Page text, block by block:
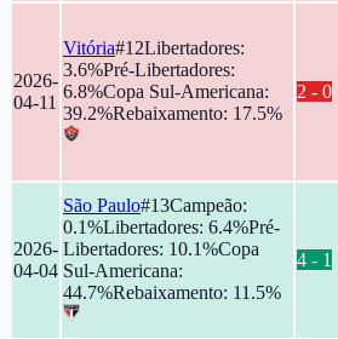
2026-
04-11
Vitória#12Libertadores:
3.6%Pré-Libertadores:
6.8%Copa Sul-Americana:
39.2%Rebaixamento: 17.5%
2 - 0
2026-
04-04
São Paulo#13Campeão:
0.1%Libertadores: 6.4%Pré-
Libertadores: 10.1%Copa
Sul-Americana:
44.7%Rebaixamento: 11.5%
4 - 1